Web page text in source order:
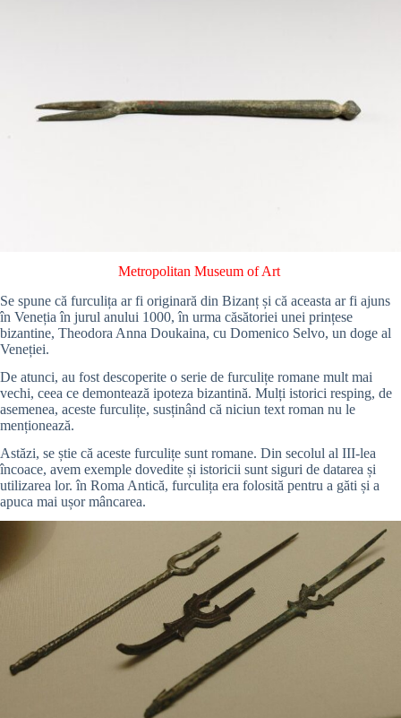
Metropolitan Museum of Art
Se spune că furculița ar fi originară din Bizanț și că aceasta ar fi ajuns
în Veneția în jurul anului 1000, în urma căsătoriei unei prințese
bizantine, Theodora Anna Doukaina, cu Domenico Selvo, un doge al
Veneției.
De atunci, au fost descoperite o serie de furculițe romane mult mai
vechi, ceea ce demontează ipoteza bizantină. Mulți istorici resping, de
asemenea, aceste furculițe, susținând că niciun text roman nu le
menționează.
Astăzi, se știe că aceste furculițe sunt romane. Din secolul al III-lea
încoace, avem exemple dovedite și istoricii sunt siguri de datarea și
utilizarea lor. în Roma Antică, furculița era folosită pentru a găti și a
apuca mai ușor mâncarea.